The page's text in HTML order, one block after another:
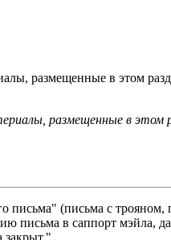
размещенные в этом
размещенные в этом
письма" (письма с
письма в саппорт мэйла,